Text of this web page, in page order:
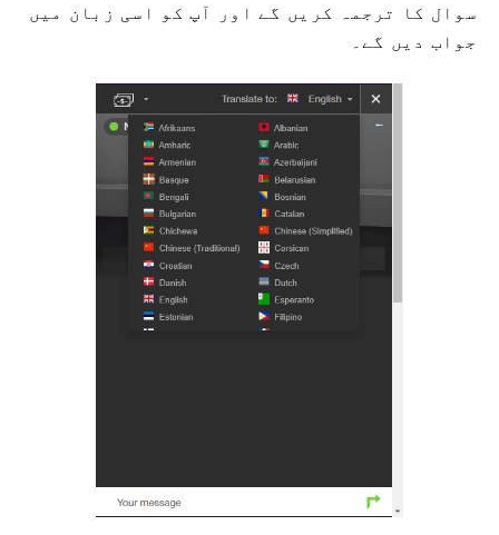
سوال کا ترجمہ کریں گے اور آپ کو اسی زبان میں
جواب دیں گے۔